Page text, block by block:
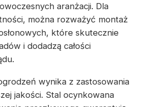
aranżacji. Dla
można rozważyć montaż
które skutecznie
i dodadzą całości
wynika z zastosowania
jakości. Stal ocynkowana